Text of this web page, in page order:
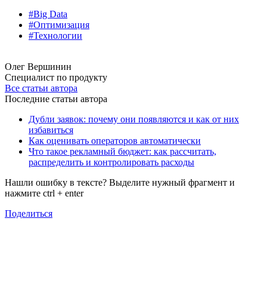
#Big Data
#Оптимизация
#Технологии
Олег Вершинин
Специалист по продукту
Все статьи автора
Последние статьи автора
Дубли заявок: почему они появляются и как от них
избавиться
Как оценивать операторов автоматически
Что такое рекламный бюджет: как рассчитать,
распределить и контролировать расходы
Нашли ошибку в тексте? Выделите нужный фрагмент и
нажмите ctrl + enter
Поделиться